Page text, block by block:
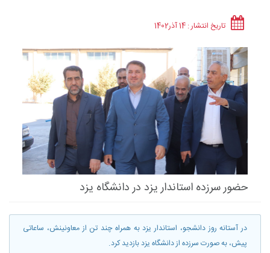
تاریخ انتشار :14 آذر 1402
حضور سرزده استاندار یزد در دانشگاه یزد
در آستانه روز دانشجو، استاندار یزد به همراه چند تن از معاونینش، ساعاتی
پیش، به صورت سرزده از دانشگاه یزد بازدید کرد.